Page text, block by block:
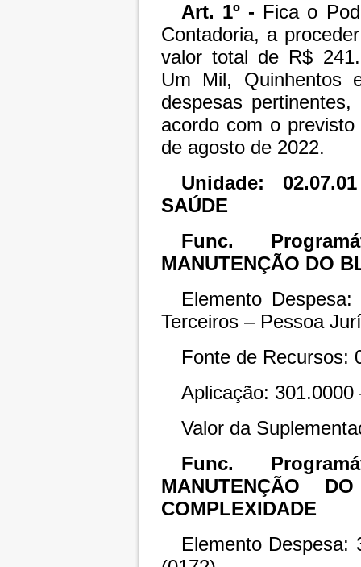
Art. 1º - Fica o
Contadoria, a
valor total de R$
Um Mil, Quinhentos
despesas
acordo com o
de agosto de 2022.
Unidade:
SAÚDE
Func.
MANUTENÇÃO DO
Elemento
Terceiros – Pessoa
Fonte de Recursos:
Aplicação:
Valor da
Func.
MANUTENÇÃO
COMPLEXIDADE
Elemento Despesa: